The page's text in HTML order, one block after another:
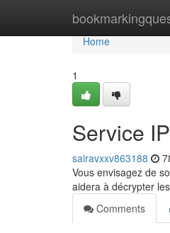
Home
Home
1
Service
sairavxxv863188
Vous envisagez de
aidera à décrypter
Comments